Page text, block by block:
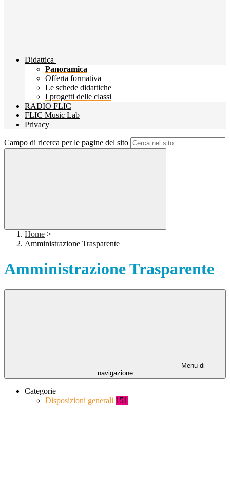
Didattica
Panoramica
Offerta formativa
Le schede didattiche
I progetti delle classi
RADIO FLIC
FLIC Music Lab
Privacy
Campo di ricerca per le pagine del sito
Home >
Amministrazione Trasparente
Amministrazione Trasparente
Menu di
navigazione
Categorie
Disposizioni generali 151